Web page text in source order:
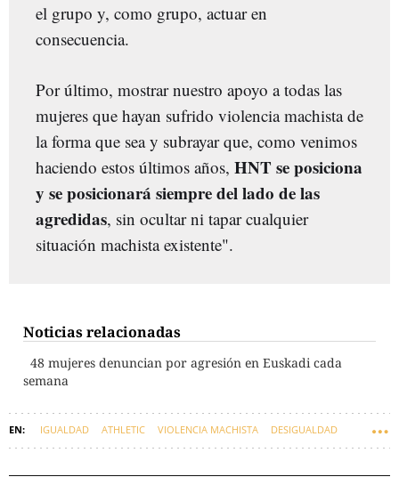
el grupo y, como grupo, actuar en
consecuencia.
Por último, mostrar nuestro apoyo a todas las
mujeres que hayan sufrido violencia machista de
la forma que sea y subrayar que, como venimos
haciendo estos últimos años, HNT se posiciona
y se posicionará siempre del lado de las
agredidas, sin ocultar ni tapar cualquier
situación machista existente".
Noticias relacionadas
48 mujeres denuncian por agresión en Euskadi cada
semana
IGUALDAD ATHLETIC VIOLENCIA MACHISTA DESIGUALDAD